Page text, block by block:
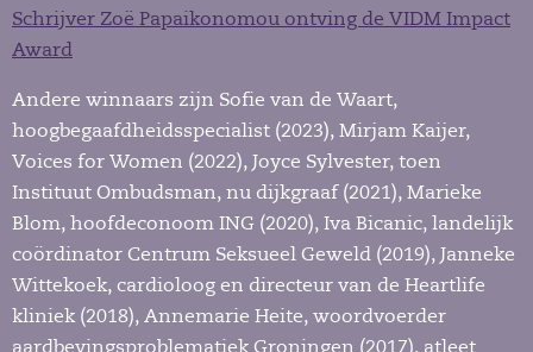
Schrijver Zoë Papaikonomou ontving de VIDM Impact
Award
Andere winnaars zijn Sofie van de Waart,
hoogbegaafdheidsspecialist (2023), Mirjam Kaijer,
Voices for Women (2022), Joyce Sylvester, toen
Instituut Ombudsman, nu dijkgraaf (2021), Marieke
Blom, hoofdeconoom ING (2020), Iva Bicanic, landelijk
coördinator Centrum Seksueel Geweld (2019), Janneke
Wittekoek, cardioloog en directeur van de Heartlife
kliniek (2018), Annemarie Heite, woordvoerder
aardbevingsproblematiek Groningen (2017), atleet